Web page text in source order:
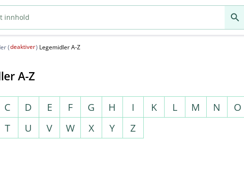
(deaktiver) Legemidler A-Z
A-Z
C D E F G H I K L M N O
T U V W X Y Z